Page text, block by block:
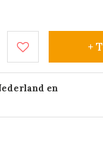
+
en